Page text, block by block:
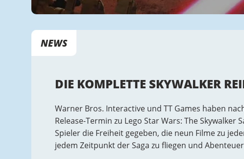
NEWS
DIE KOMPLETTE SKYWALKER
Warner Bros. Interactive und TT Games haben
Release-Termin zu Lego Star Wars: The Skywalker
Spieler die Freiheit gegeben, die neun Filme zu
jedem Zeitpunkt der Saga zu fliegen und